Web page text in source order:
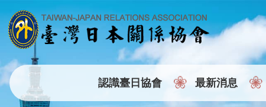
跳到主要內容區塊
認識臺日協會 最新消息